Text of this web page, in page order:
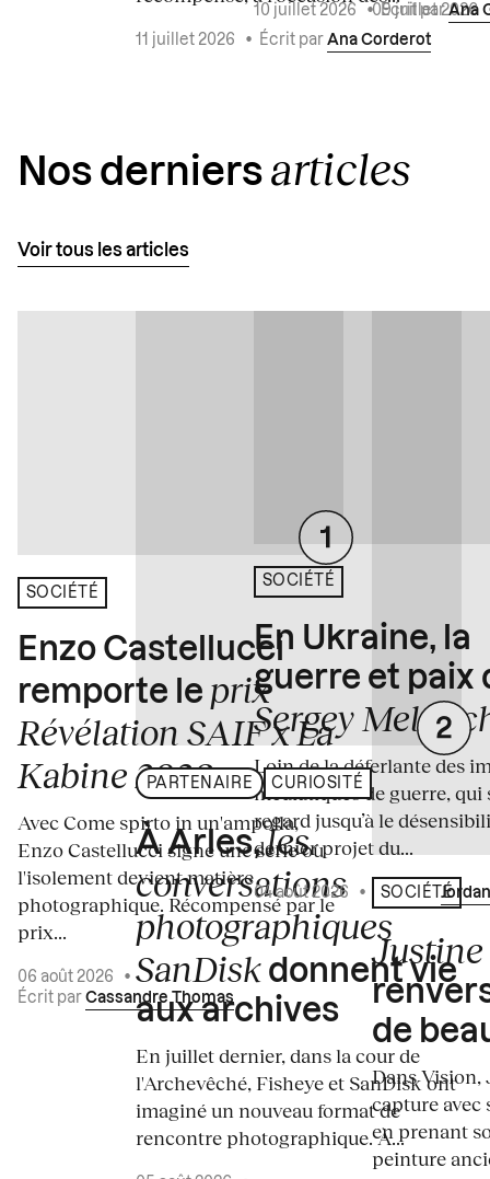
11 juillet 2026 • Écrit par Ana Corderot
10 juillet 2026 •Écrit parAna
09 juillet 2026
Nos derniers articles
Voir tous les articles
SOCIÉTÉ
Enzo Castellucci
remporte le prix
Révélation SAIF x La
Kabine 2026
Avec Come spirto in un'ampolla,
Enzo Castellucci signe une série où
l'isolement devient matière
photographique. Récompensé par le
prix...
06 août 2026
•
Écrit par Cassandre Thomas
PARTENAIRE CURIOSITÉ
À Arles,les
conversations
photographiques
SanDisk donnent vie
aux archives
En juillet dernier, dans la cour de
l'Archevêché, Fisheye et SanDisk ont
imaginé un nouveau format de
rencontre photographique. À...
SOCIÉTÉ
En Ukraine, la
guerre et paix
Sergey
Loin de la déferlante des
médiatiques de guerre, qui
regard jusqu’à le
dernier projet du...
04 août 2026 • Écrit par
SOCIÉTÉ
de
Dans
capture avec
en prenant
peinture